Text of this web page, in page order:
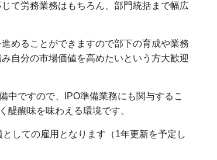
て労務業務はもちろん、部門統括まで幅広
めることができますので部下の育成や業務
自分の市場価値を高めたいという方大歓迎
中ですので、IPO準備業務にも関与するこ
醍醐味を味わえる環境です。
しての雇用となります（1年更新を予定し